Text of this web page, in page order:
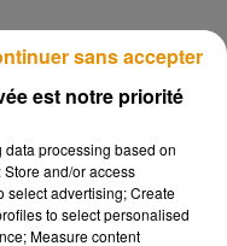
des variants, qui doit
nouvelle enquête
"change
Atteignant déjà
régions, ils
pandémie", selon
est notre priorité
processing based on
and/or access
select advertising; Create
to select personalised
Measure content
sans accepter